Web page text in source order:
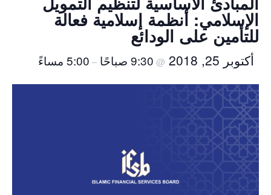
الإسلامي: أنظمة إسلامية فعالة
للتأمين على الودائع
أكتوبر 25, 2018 @ 9:30 صباحًا – 5:00 مساءً